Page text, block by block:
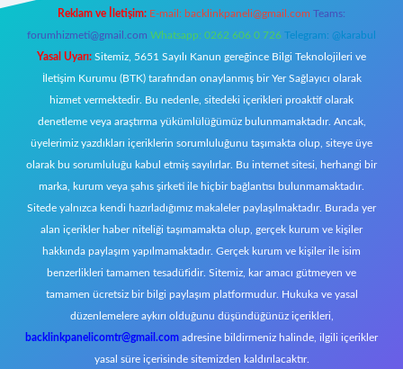
Reklam ve İletişim: E-mail: backlinkpaneli@gmail.com Teams:
forumhizmeti@gmail.com Whatsapp: 0262 606 0 726 Telegram: @karabul
Yasal Uyarı: Sitemiz, 5651 Sayılı Kanun gereğince Bilgi Teknolojileri ve
İletişim Kurumu (BTK) tarafından onaylanmış bir Yer Sağlayıcı olarak
hizmet vermektedir. Bu nedenle, sitedeki içerikleri proaktif olarak
denetleme veya araştırma yükümlülüğümüz bulunmamaktadır. Ancak,
üyelerimiz yazdıkları içeriklerin sorumluluğunu taşımakta olup, siteye üye
olarak bu sorumluluğu kabul etmiş sayılırlar. Bu internet sitesi, herhangi bir
marka, kurum veya şahıs şirketi ile hiçbir bağlantısı bulunmamaktadır.
Sitede yalnızca kendi hazırladığımız makaleler paylaşılmaktadır. Burada yer
alan içerikler haber niteliği taşımamakta olup, gerçek kurum ve kişiler
hakkında paylaşım yapılmamaktadır. Gerçek kurum ve kişiler ile isim
benzerlikleri tamamen tesadüfidir. Sitemiz, kar amacı gütmeyen ve
tamamen ücretsiz bir bilgi paylaşım platformudur. Hukuka ve yasal
düzenlemelere aykırı olduğunu düşündüğünüz içerikleri,
backlinkpanelicomtr@gmail.com adresine bildirmeniz halinde, ilgili içerikler
yasal süre içerisinde sitemizden kaldırılacaktır.